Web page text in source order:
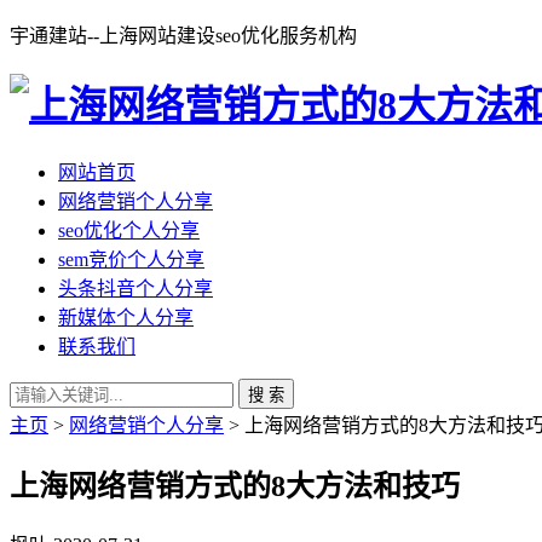
宇通建站--上海网站建设seo优化服务机构
网站首页
网络营销个人分享
seo优化个人分享
sem竞价个人分享
头条抖音个人分享
新媒体个人分享
联系我们
搜 索
主页 > 网络营销个人分享 > 上海网络营销方式的8大方法和技
上海网络营销方式的8大方法和技巧